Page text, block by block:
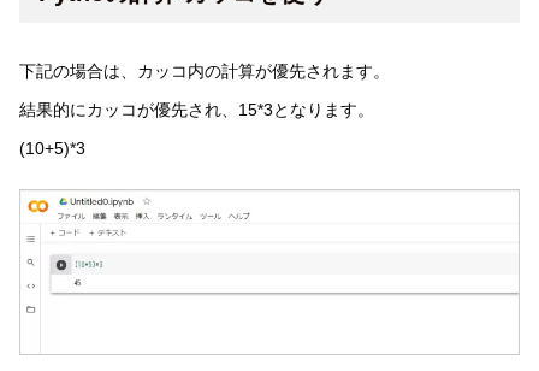
下記の場合は、カッコ内の計算が優先されます。
結果的にカッコが優先され、15*3となります。
(10+5)*3